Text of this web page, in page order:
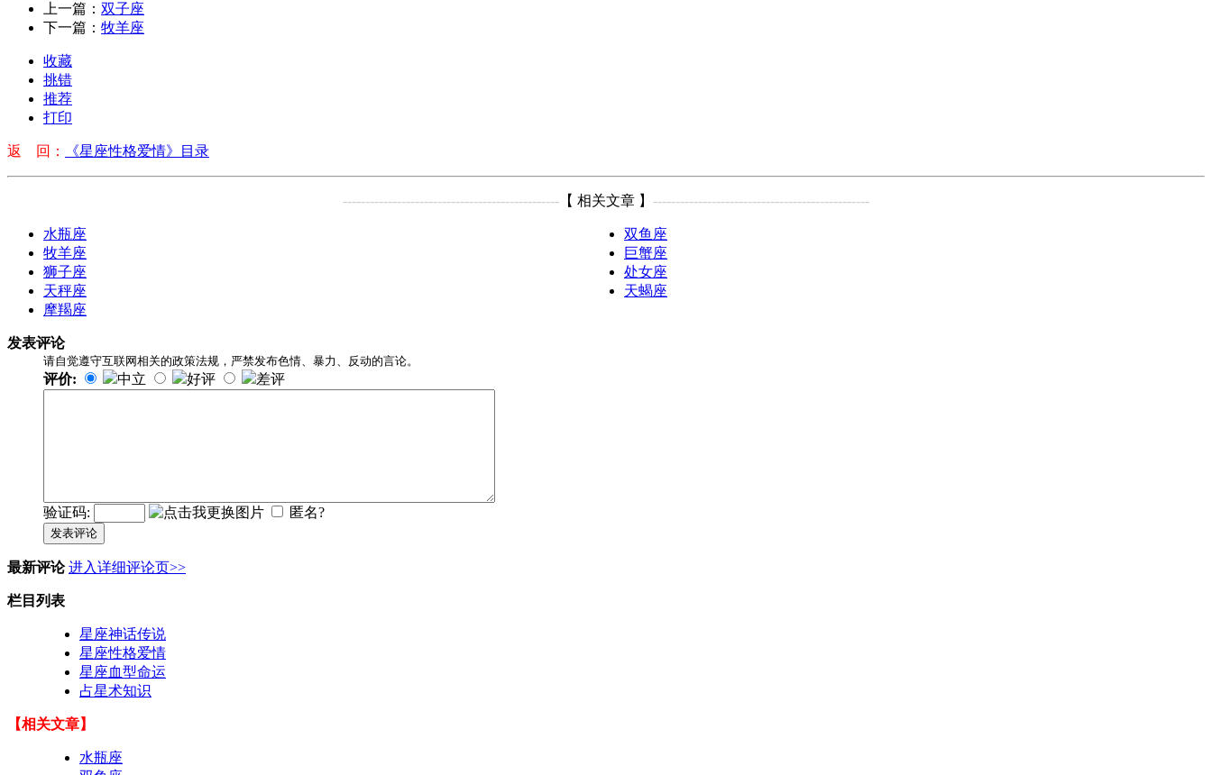
上一篇： 双子座
下一篇： 牧羊座
收藏
挑错
推荐
打印
返 回： 《星座性格爱情》目录
------------------------------------------------ 【 相关文章 】 ------------------------------------------------
水瓶座
双鱼座
牧羊座
巨蟹座
狮子座
处女座
天秤座
天蝎座
摩羯座
发表评论
请自觉遵守互联网相关的政策法规，严禁发布色情、暴力、反动的言论。
评价: 中立 好评 差评
验证码: 匿名?
发表评论
最新评论 进入详细评论页>>
栏目列表
星座神话传说
星座性格爱情
星座血型命运
占星术知识
【相关文章】
水瓶座